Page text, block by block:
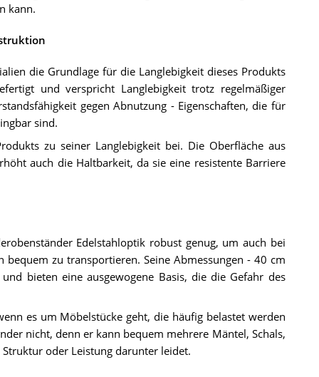
kann.
die Grundlage für die Langlebigkeit dieses Produkts
und verspricht Langlebigkeit trotz regelmäßiger
gegen Abnutzung - Eigenschaften, die für
sind.
zu seiner Langlebigkeit bei. Die Oberfläche aus
auch die Haltbarkeit, da sie eine resistente Barriere
Edelstahloptik robust genug, um auch bei
zu transportieren. Seine Abmessungen - 40 cm
bieten eine ausgewogene Basis, die die Gefahr des
es um Möbelstücke geht, die häufig belastet werden
nicht, denn er kann bequem mehrere Mäntel, Schals,
oder Leistung darunter leidet.